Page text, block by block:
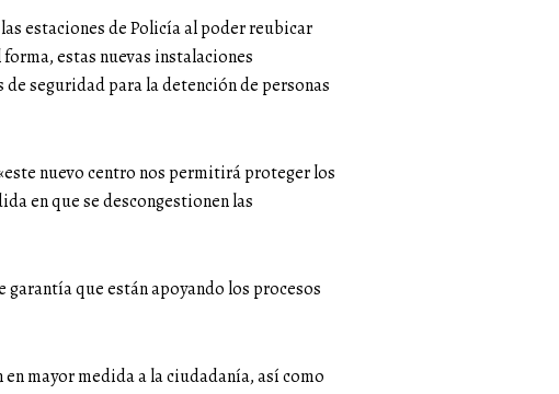
estaciones de Policía al poder reubicar
estas nuevas instalaciones
seguridad para la detención de personas
nuevo centro nos permitirá proteger los
en que se descongestionen las
que están apoyando los procesos
mayor medida a la ciudadanía, así como